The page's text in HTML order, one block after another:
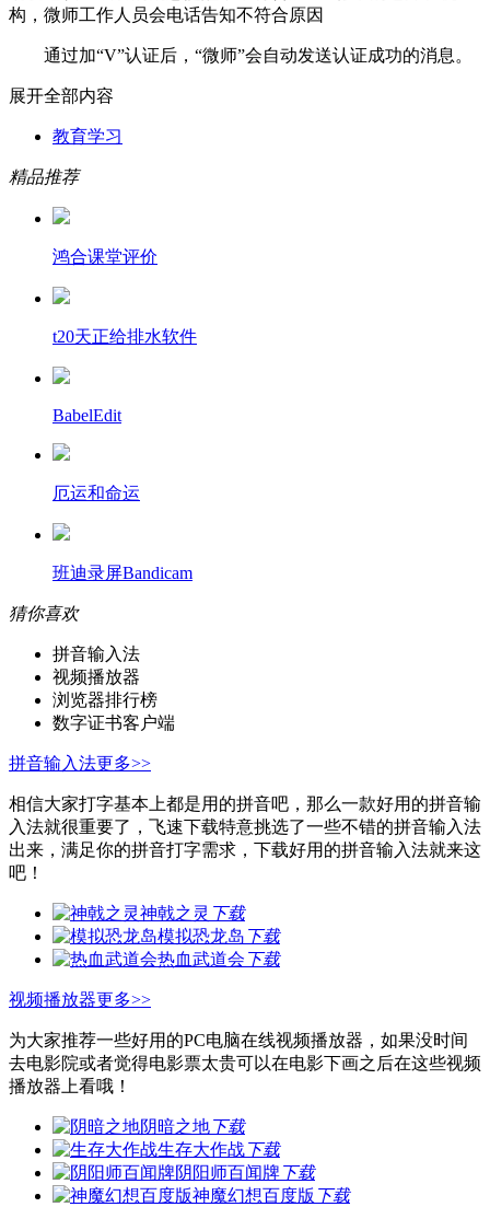
构，微师工作人员会电话告知不符合原因
通过加“V”认证后，“微师”会自动发送认证成功的消息。
展开全部内容
教育学习
精品推荐
鸿合课堂评价
t20天正给排水软件
BabelEdit
厄运和命运
班迪录屏Bandicam
猜你喜欢
拼音输入法
视频播放器
浏览器排行榜
数字证书客户端
拼音输入法更多>>
相信大家打字基本上都是用的拼音吧，那么一款好用的拼音输
入法就很重要了，飞速下载特意挑选了一些不错的拼音输入法
出来，满足你的拼音打字需求，下载好用的拼音输入法就来这
吧！
神戟之灵 下载
模拟恐龙岛 下载
热血武道会 下载
视频播放器更多>>
为大家推荐一些好用的PC电脑在线视频播放器，如果没时间
去电影院或者觉得电影票太贵可以在电影下画之后在这些视频
播放器上看哦！
阴暗之地下载
生存大作战下载
阴阳师百闻牌下载
神魔幻想百度版 下载